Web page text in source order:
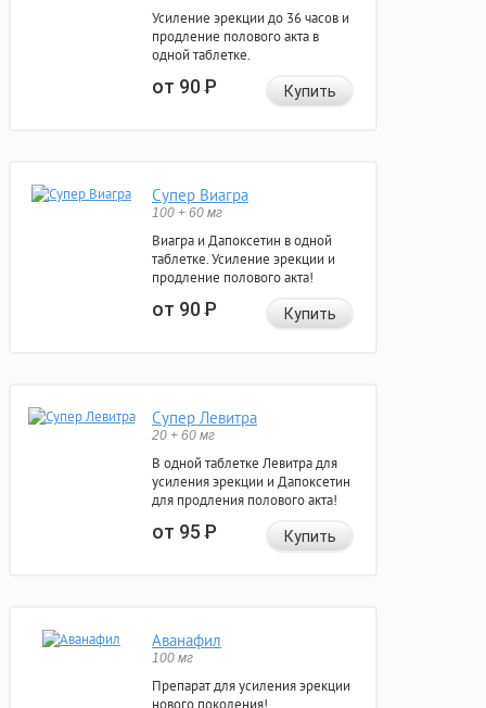
Усиление эрекции до 36 часов и
продление полового акта в
одной таблетке.
от 90Р Купить
Супер Виагра
100 + 60 мг
Виагра и Дапоксетин в одной
таблетке. Усиление эрекции и
продление полового акта!
от 90Р Купить
Супер Левитра
20 + 60 мг
В одной таблетке Левитра для
усиления эрекции и Дапоксетин
для продления полового акта!
от 95Р Купить
Аванафил
100 мг
Препарат для усиления эрекции